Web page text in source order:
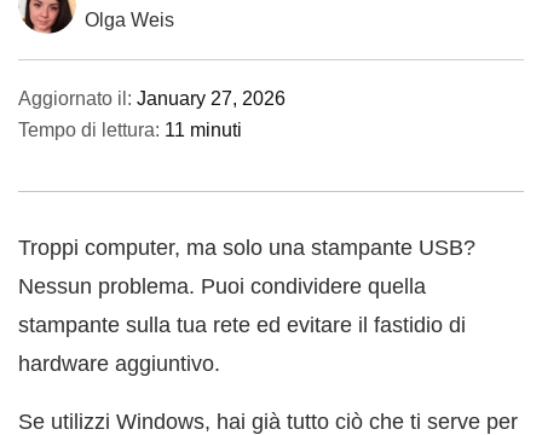
Olga Weis
Aggiornato il: January 27, 2026
Tempo di lettura: 11 minuti
Troppi computer, ma solo una stampante USB?
Nessun problema. Puoi condividere quella
stampante sulla tua rete ed evitare il fastidio di
hardware aggiuntivo.
Se utilizzi Windows, hai già tutto ciò che ti serve per